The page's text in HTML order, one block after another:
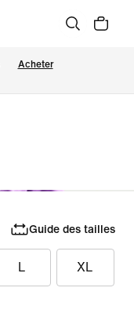
Acheter
Guide des tailles
L XL